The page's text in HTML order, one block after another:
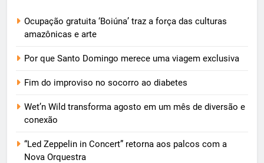
Ocupação gratuita ‘Boiúna’ traz a força das culturas
amazônicas e arte
Por que Santo Domingo merece uma viagem exclusiva
Fim do improviso no socorro ao diabetes
Wet’n Wild transforma agosto em um mês de diversão e
conexão
“Led Zeppelin in Concert” retorna aos palcos com a
Nova Orquestra